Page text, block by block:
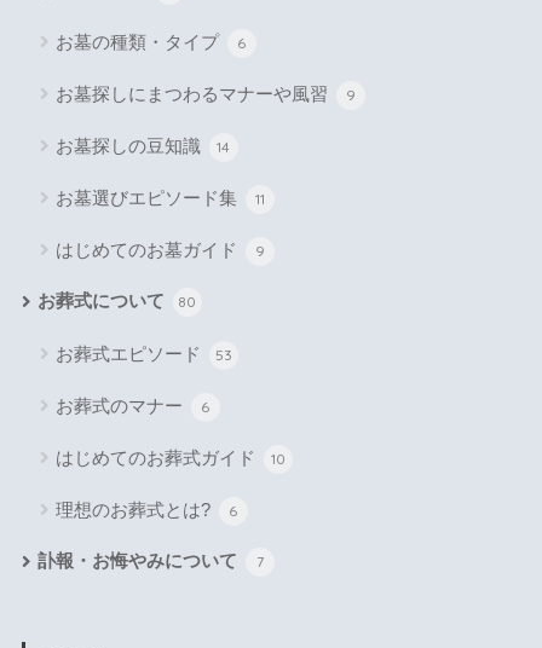
お墓の種類・タイプ 6
お墓探しにまつわるマナーや風習 9
お墓探しの豆知識 14
お墓選びエピソード集 11
はじめてのお墓ガイド 9
お葬式について 80
お葬式エピソード 53
お葬式のマナー 6
はじめてのお葬式ガイド 10
理想のお葬式とは? 6
訃報・お悔やみについて 7